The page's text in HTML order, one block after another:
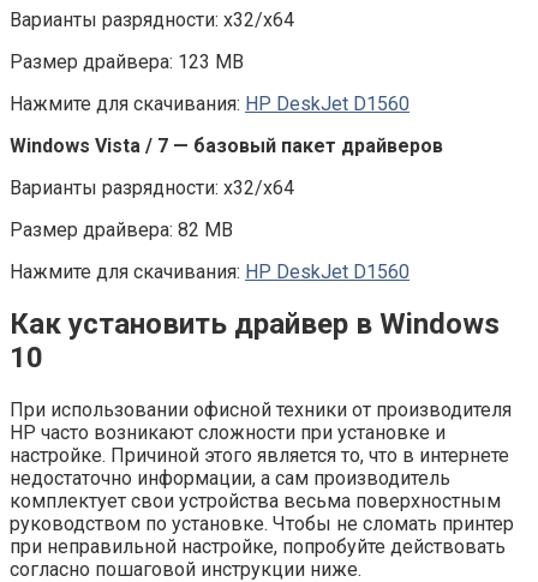
Варианты разрядности: x32/x64
Размер драйвера: 123 MB
Нажмите для скачивания: HP DeskJet D1560
Windows Vista / 7 — базовый пакет драйверов
Варианты разрядности: x32/x64
Размер драйвера: 82 MB
Нажмите для скачивания: HP DeskJet D1560
Как установить драйвер в Windows
10
При использовании офисной техники от производителя
НР часто возникают сложности при установке и
настройке. Причиной этого является то, что в интернете
недостаточно информации, а сам производитель
комплектует свои устройства весьма поверхностным
руководством по установке. Чтобы не сломать принтер
при неправильной настройке, попробуйте действовать
согласно пошаговой инструкции ниже.